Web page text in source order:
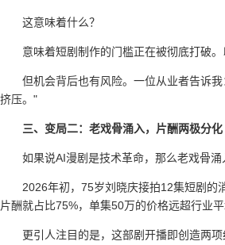
这意味着什么？
意味着短剧制作的门槛正在被彻底打破
但机会背后也有风险。一位从业者告诉
挤压。"
三、变局二：老戏骨涌入，片酬两极分化
如果说AI漫剧是技术革命，那么老戏骨涌
2026年初，75岁刘晓庆接拍12集短剧的
片酬就占比75%，单集50万的价格远超行业平
更引人注目的是，这部剧开播即创造两项